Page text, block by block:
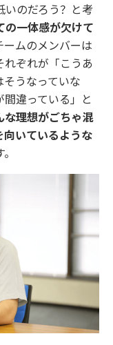
いのだろう？と考
の一体感が欠けて
ームのメンバーは
ぞれが「こうあ
うなっていな
違っている」と
な理想がごちゃ混
いているような